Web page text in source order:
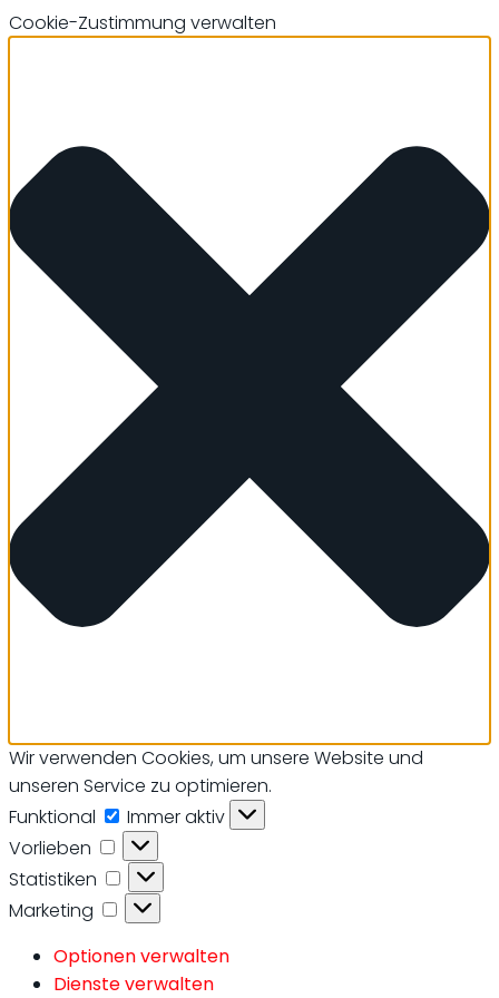
Cookie-Zustimmung verwalten
Wir verwenden Cookies, um unsere Website und
unseren Service zu optimieren.
Funktional
Funktional
Immer aktiv
Vorlieben
Vorlieben
Statistiken
Statistiken
Marketing
Marketing
Optionen verwalten
Dienste verwalten